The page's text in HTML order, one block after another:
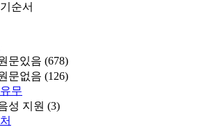
순서
문있음 (678)
문없음 (126)
무
성 지원 (3)